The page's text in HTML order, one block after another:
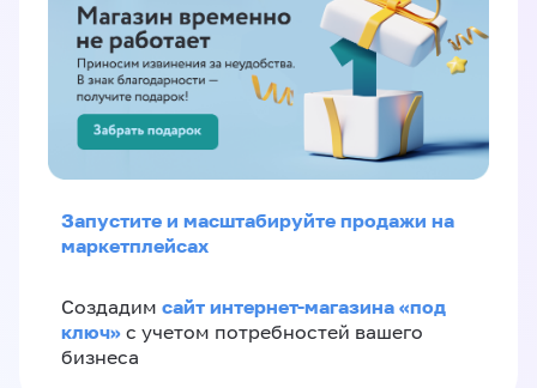
Запустите и масштабируйте продажи на
маркетплейсах
Создадим сайт интернет-магазина «под
ключ» с учетом потребностей вашего
бизнеса